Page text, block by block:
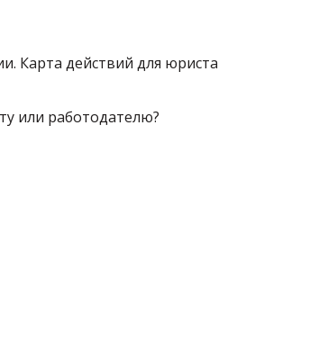
Карта действий для юриста
или работодателю?